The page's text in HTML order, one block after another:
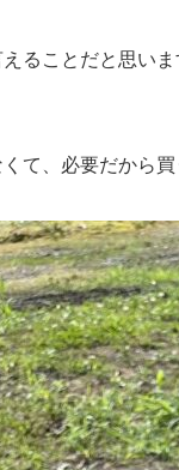
ることだと思い
て、必要だから